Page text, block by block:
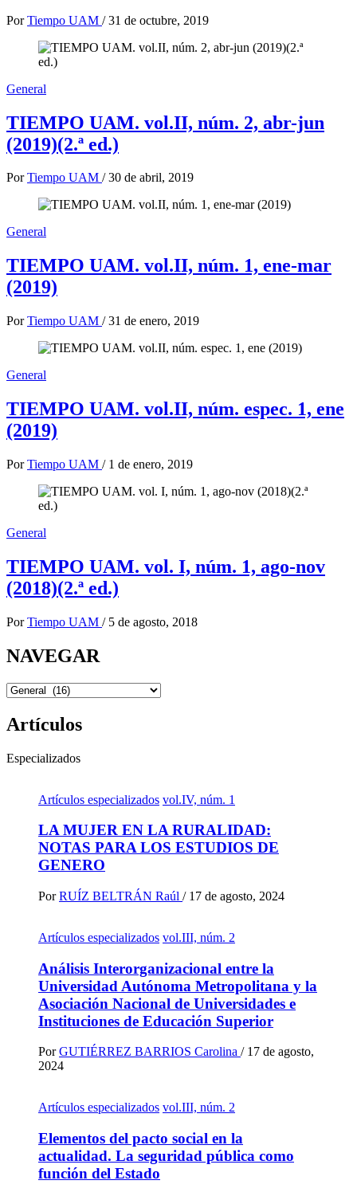
Por Tiempo UAM / 31 de octubre, 2019
General
TIEMPO UAM. vol.II, núm. 2, abr-jun
(2019)(2.ª ed.)
Por Tiempo UAM / 30 de abril, 2019
General
TIEMPO UAM. vol.II, núm. 1, ene-mar
(2019)
Por Tiempo UAM / 31 de enero, 2019
General
TIEMPO UAM. vol.II, núm. espec. 1, ene
(2019)
Por Tiempo UAM / 1 de enero, 2019
General
TIEMPO UAM. vol. I, núm. 1, ago-nov
(2018)(2.ª ed.)
Por Tiempo UAM / 5 de agosto, 2018
NAVEGAR
NAVEGAR
Artículos
Especializados
Artículos especializados vol.IV, núm. 1
LA MUJER EN LA RURALIDAD:
NOTAS PARA LOS ESTUDIOS DE
GENERO
Por RUÍZ BELTRÁN Raúl / 17 de agosto, 2024
Artículos especializados vol.III, núm. 2
Análisis Interorganizacional entre la
Universidad Autónoma Metropolitana y la
Asociación Nacional de Universidades e
Instituciones de Educación Superior
Por GUTIÉRREZ BARRIOS Carolina / 17 de agosto,
2024
Artículos especializados vol.III, núm. 2
Elementos del pacto social en la
actualidad. La seguridad pública como
función del Estado